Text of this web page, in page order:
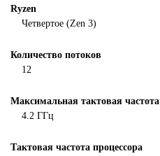
Ryzen
Четвертое (Zen 3)
Количество потоков
12
Максимальная тактовая частота
4.2 ГГц
Тактовая частота процессора